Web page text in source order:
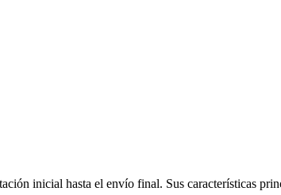
inicial hasta el envío final. Sus características